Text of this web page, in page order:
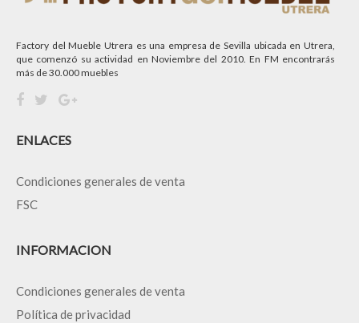
Factory del Mueble Utrera es una empresa de Sevilla ubicada en Utrera,
que comenzó su actividad en Noviembre del 2010. En FM encontrarás
más de 30.000 muebles
ENLACES
Condiciones generales de venta
FSC
INFORMACION
Condiciones generales de venta
Política de privacidad